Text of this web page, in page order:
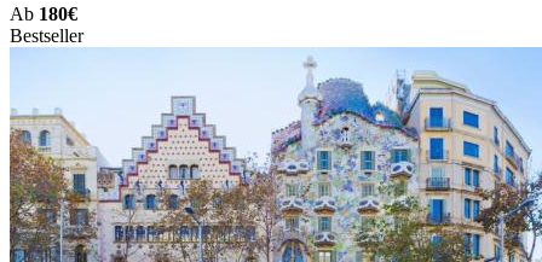
Ab 180€
Bestseller